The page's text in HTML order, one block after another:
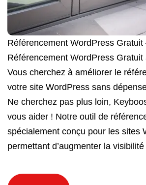
Référencement WordPress Gratuit
Référencement WordPress
Vous cherchez à améliorer le
votre site WordPress sans
Ne cherchez pas plus loin,
vous aider ! Notre outil de
spécialement conçu pour les sites
permettant d’augmenter la